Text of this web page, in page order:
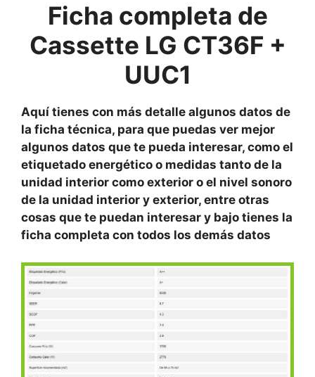
Ficha completa de
Cassette LG CT36F +
UUC1
Aquí tienes con más detalle algunos datos de
la ficha técnica, para que puedas ver mejor
algunos datos que te pueda interesar, como el
etiquetado energético o medidas tanto de la
unidad interior como exterior o el nivel sonoro
de la unidad interior y exterior, entre otras
cosas que te puedan interesar y bajo tienes la
ficha completa con todos los demás datos